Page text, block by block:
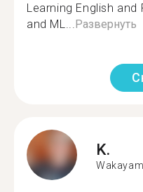
Learning English and
and ML... Развернуть
K.